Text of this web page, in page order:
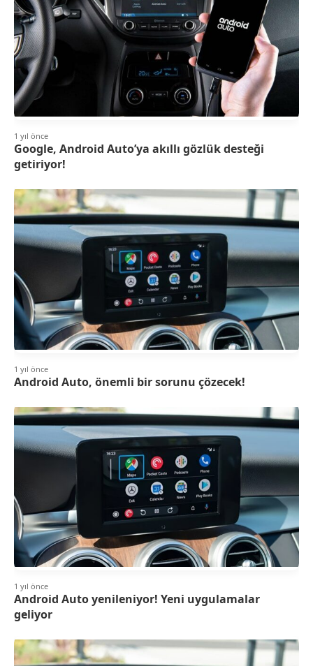
1 yıl önce
Google, Android Auto’ya akıllı gözlük desteği
getiriyor!
1 yıl önce
Android Auto, önemli bir sorunu çözecek!
1 yıl önce
Android Auto yenileniyor! Yeni uygulamalar
geliyor